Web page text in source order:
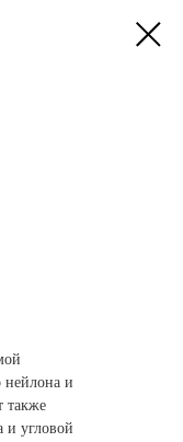
нейлона и
также
и угловой